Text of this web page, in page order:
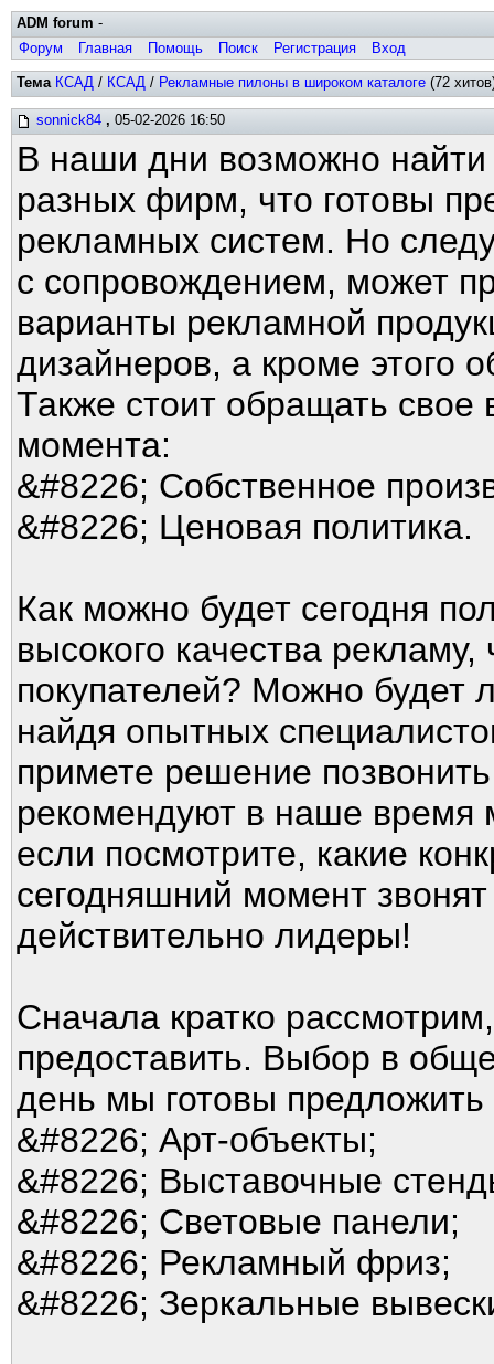
ADM forum -
Форум
Главная Помощь Поиск Регистрация Вход
Тема КСАД / КСАД / Рекламные пилоны в широком каталоге (72
sonnick84 , 05-02-2026 16:50
В наши дни возможно
разных фирм, что готовы
рекламных систем. Но
с сопровождением, может
варианты рекламной
дизайнеров, а кроме этого
Также стоит обращать
момента:
&#8226; Собственное
&#8226; Ценовая политика.
Как можно будет сегодня
высокого качества рекламу,
покупателей? Можно будет
найдя опытных
примете решение
рекомендуют в наше время
если посмотрите, какие
сегодняшний момент
действительно лидеры!
Сначала кратко
предоставить. Выбор в
день мы готовы
&#8226; Арт-объекты;
&#8226; Выставочные
&#8226; Световые панели;
&#8226; Рекламный фриз;
&#8226; Зеркальные